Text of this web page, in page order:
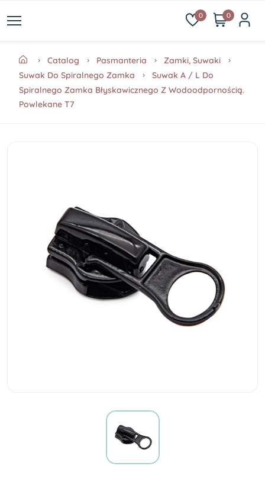
0 0
Catalog Pasmanteria
Zamki, Suwaki
Suwak Do Spiralnego Zamka
Suwak A / L Do
Spiralnego Zamka Błyskawicznego Z Wodoodpornością.
Powlekane T7